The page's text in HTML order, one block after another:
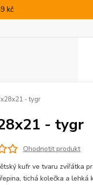
kč
- tygr
- tygr
Ohodnotit produkt
kufr ve tvaru zvířátka
tichá kolečka a lehká